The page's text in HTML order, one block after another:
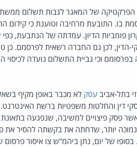
הפרקטיקה של המאגר לגבות תשלום
התובעת מרחיבה וטוענת כי קידום
פומביות הדיון. עמדתה של הנתבעת,
לכן גם החברה רשאית לפרסמם. כן
וכי גביית התשלום נועדה לכיסוי
עסק לא מכבר באופן מקיף
דין והחלטות משפטיות ברשת האינטרנט.
פסק פיצויים למשיבה, שנפגעה
יותר, שדחתה את בקשתה להסיר את
של יום, נתן ביהמ"ש צו איסור